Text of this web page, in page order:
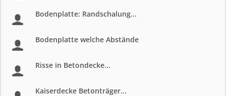
Bodenplatte: Randschalung...
Bodenplatte welche Abstände
Risse in Betondecke...
Kaiserdecke Betonträger...